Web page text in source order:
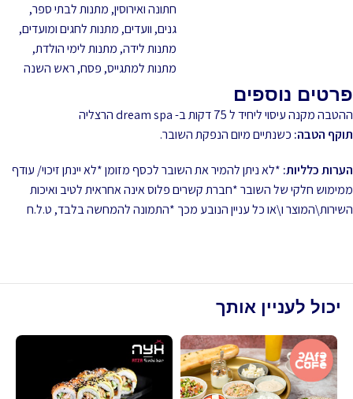
חתונה ואירוסין, מתנות לבתי ספר,
גנים, וועדים, מתנות לחגים ומועדים,
מתנות לידה, מתנות לימי הולדת,
מתנות למתגייס, פסח, ראש השנה
פרטים נוספים
ההטבה מקנה עיסוי ליחיד ל 75 דקות ב- dream spa הרצליה
תוקף הטבה: כשנתיים מיום הנפקת השובר.
הערות כלליות: *לא ניתן להמיר את השובר לכסף מזומן *לא יינתן זיכוי/ עודף
ממימוש חלקי של השובר *חברת קשרים פלוס אינה אחראית לטיב ואיכות
השירות\המוצר ו\או כל עניין הנובע מכך *התמונה להמחשה בלבד, ט.ל.ח
יכול לעניין אותך